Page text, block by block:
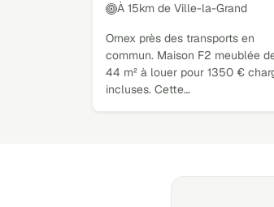
À 15km de Ville-la-Grand
Ornex près des transports en
commun. Maison F2 meublée
44 m² à louer pour 1350 €
incluses. Cette…